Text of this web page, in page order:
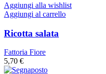
Aggiungi alla wishlist
Aggiungi al carrello
Ricotta salata
Fattoria Fiore
5,70 €